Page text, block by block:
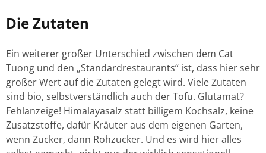
Die Zutaten
Ein weiterer großer Unterschied zwischen dem Cat
Tuong und den „Standardrestaurants“ ist, dass hier sehr
großer Wert auf die Zutaten gelegt wird. Viele Zutaten
sind bio, selbstverständlich auch der Tofu. Glutamat?
Fehlanzeige! Himalayasalz statt billigem Kochsalz, keine
Zusatzstoffe, dafür Kräuter aus dem eigenen Garten,
wenn Zucker, dann Rohzucker. Und es wird hier alles